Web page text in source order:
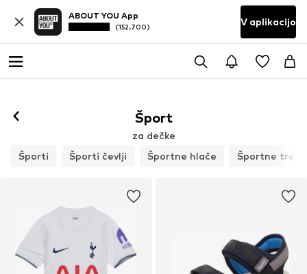
ABOUT YOU App
(152.700) V aplikacijo
Šport
za dečke
Športi
Športi čevlji Športne hlače Športne